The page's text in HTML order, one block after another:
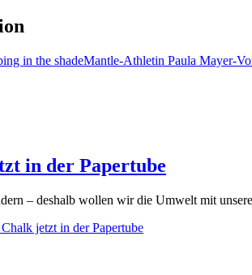
in the shadeMantle-Athletin Paula Mayer-
in der Papertube
– deshalb wollen wir die Umwelt mit
jetzt in der Papertube